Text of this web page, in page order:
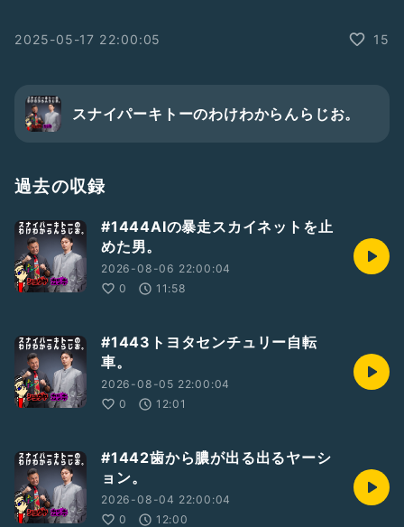
2025-05-17 22:00:05 15
スナイパーキトーのわけわからんらじお。
過去の収録
#1444AIの暴走スカイネットを止
めた男。
2026-08-06 22:00:04
0
11:58
#1443トヨタセンチュリー自転
車。
2026-08-05 22:00:04
0
12:01
#1442歯から膿が出る出るヤーシ
ョン。
2026-08-04 22:00:04
0
12:00